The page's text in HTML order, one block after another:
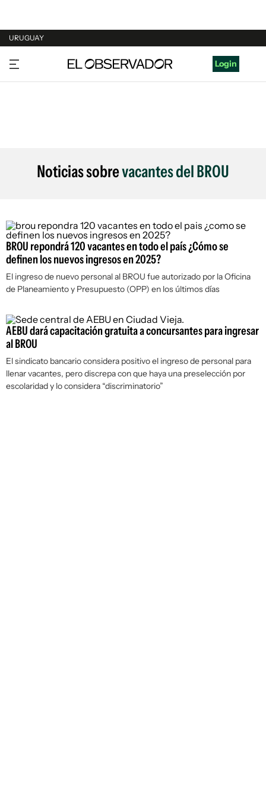
URUGUAY
URUGUAY
ARGENTINA
Login
Noticias sobrevacantes del BROU
BROU repondrá 120 vacantes en todo el país ¿Cómo se
definen los nuevos ingresos en 2025?
El ingreso de nuevo personal al BROU fue autorizado por la Oficina
de Planeamiento y Presupuesto (OPP) en los últimos días
AEBU dará capacitación gratuita a concursantes para ingresar
al BROU
El sindicato bancario considera positivo el ingreso de personal para
llenar vacantes, pero discrepa con que haya una preselección por
escolaridad y lo considera “discriminatorio”